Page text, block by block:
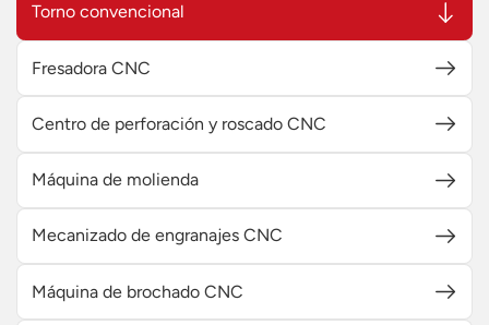
Torno convencional
Fresadora CNC
Centro de perforación y roscado CNC
Máquina de molienda
Mecanizado de engranajes CNC
Máquina de brochado CNC